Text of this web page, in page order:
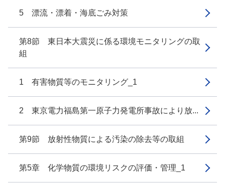
5 漂流・漂着・海底ごみ対策
第8節 東日本大震災に係る環境モニタリングの取
組
1 有害物質等のモニタリング_1
2 東京電力福島第一原子力発電所事故により放...
第9節 放射性物質による汚染の除去等の取組
第5章 化学物質の環境リスクの評価・管理_1